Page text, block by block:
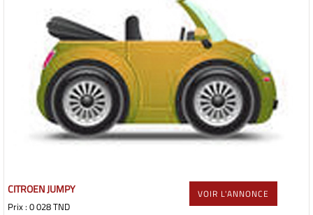
CITROEN JUMPY
Prix : 0 028 TND
VOIR L'ANNONCE